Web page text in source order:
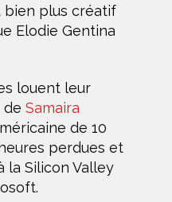
bien plus créatif
Elodie Gentina
louent leur
de Samaira
de 10
perdues et
la Silicon Valley